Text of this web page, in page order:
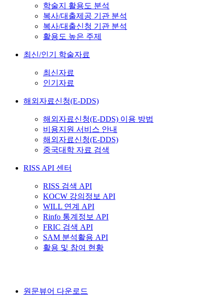
학술지 활용도 분석
복사/대출제공 기관 분석
복사/대출신청 기관 분석
활용도 높은 주제
최신/인기 학술자료
최신자료
인기자료
해외자료신청(E-DDS)
해외자료신청(E-DDS) 이용 방법
비용지원 서비스 안내
해외자료신청(E-DDS)
중국대학 자료 검색
RISS API 센터
RISS 검색 API
KOCW 강의정보 API
WILL 연계 API
Rinfo 통계정보 API
FRIC 검색 API
SAM 분석활용 API
활용 및 참여 현황
원문뷰어 다운로드